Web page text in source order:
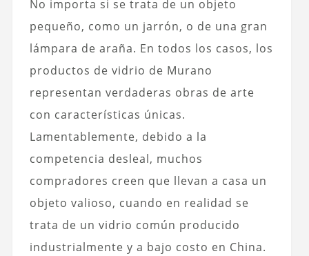
No importa si se trata de un objeto
pequeño, como un jarrón, o de una gran
lámpara de araña. En todos los casos, los
productos de vidrio de Murano
representan verdaderas obras de arte
con características únicas.
Lamentablemente, debido a la
competencia desleal, muchos
compradores creen que llevan a casa un
objeto valioso, cuando en realidad se
trata de un vidrio común producido
industrialmente y a bajo costo en China.